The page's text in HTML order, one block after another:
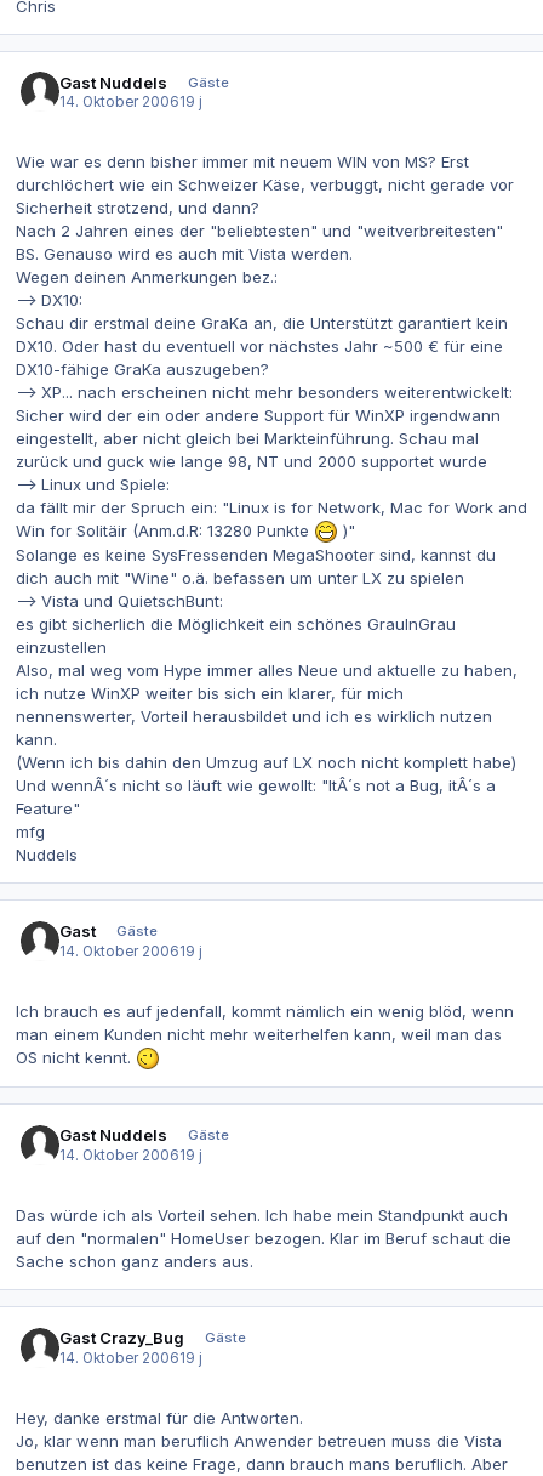
Chris
Gast Nuddels
Gäste
14. Oktober 200619 j
Wie war es denn bisher immer mit neuem WIN von MS? Erst
durchlöchert wie ein Schweizer Käse, verbuggt, nicht gerade vor
Sicherheit strotzend, und dann?
Nach 2 Jahren eines der "beliebtesten" und "weitverbreitesten"
BS. Genauso wird es auch mit Vista werden.
Wegen deinen Anmerkungen bez.:
--> DX10:
Schau dir erstmal deine GraKa an, die Unterstützt garantiert kein
DX10. Oder hast du eventuell vor nächstes Jahr ~500 € für eine
DX10-fähige GraKa auszugeben?
--> XP... nach erscheinen nicht mehr besonders weiterentwickelt:
Sicher wird der ein oder andere Support für WinXP irgendwann
eingestellt, aber nicht gleich bei Markteinführung. Schau mal
zurück und guck wie lange 98, NT und 2000 supportet wurde
--> Linux und Spiele:
da fällt mir der Spruch ein: "Linux is for Network, Mac for Work and
Win for Solitäir (Anm.d.R: 13280 Punkte
)"
Solange es keine SysFressenden MegaShooter sind, kannst du
dich auch mit "Wine" o.ä. befassen um unter LX zu spielen
--> Vista und QuietschBunt:
es gibt sicherlich die Möglichkeit ein schönes GrauInGrau
einzustellen
Also, mal weg vom Hype immer alles Neue und aktuelle zu haben,
ich nutze WinXP weiter bis sich ein klarer, für mich
nennenswerter, Vorteil herausbildet und ich es wirklich nutzen
kann.
(Wenn ich bis dahin den Umzug auf LX noch nicht komplett habe)
Und wennÂ´s nicht so läuft wie gewollt: "ItÂ´s not a Bug, itÂ´s a
Feature"
mfg
Nuddels
Gast
Gäste
14. Oktober 200619 j
Ich brauch es auf jedenfall, kommt nämlich ein wenig blöd, wenn
man einem Kunden nicht mehr weiterhelfen kann, weil man das
OS nicht kennt.
Gast Nuddels
Gäste
14. Oktober 200619 j
Das würde ich als Vorteil sehen. Ich habe mein Standpunkt auch
auf den "normalen" HomeUser bezogen. Klar im Beruf schaut die
Sache schon ganz anders aus.
Gast Crazy_Bug
Gäste
14. Oktober 200619 j
Hey, danke erstmal für die Antworten.
Jo, klar wenn man beruflich Anwender betreuen muss die Vista
benutzen ist das keine Frage, dann brauch mans beruflich. Aber